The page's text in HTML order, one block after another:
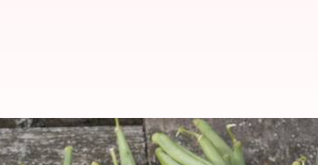
जा सकते हैं फ्रेंच बीन्स,